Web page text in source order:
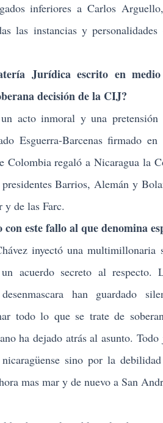
inferiores a Carlos
las instancias y personalidades
Jurídica escrito en medio
decisión de la CIJ?
acto inmoral y una
Esguerra-Barcenas firmado
regaló a Nicaragua la
Barrios, Alemán y
y de las Farc.
este fallo al que denomina
inyectó una multimillonaria
acuerdo secreto al respecto.
han guardado
todo lo que se trate de
ha dejado atrás al asunto. Todo
sino por la
mas mar y de nuevo a San